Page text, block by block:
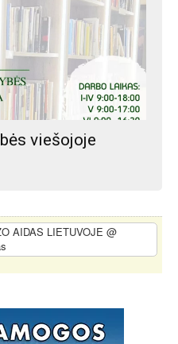
viešojoje
AIDAS LIETUVOJE @